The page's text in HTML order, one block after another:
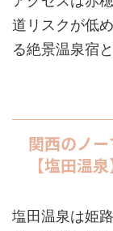
道リスクが低
る絶景温泉宿
関西のノ
【塩田温泉
塩田温泉は姫